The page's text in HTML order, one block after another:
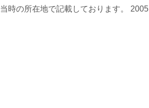
時の所在地で記載しております。 2005